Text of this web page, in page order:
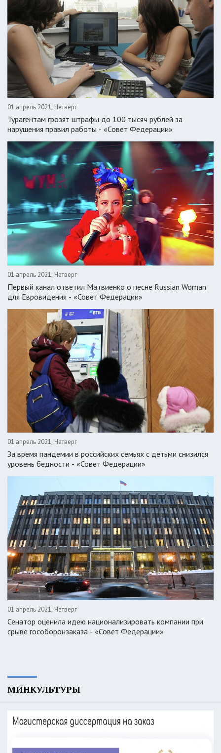
-- Люблю давать советы и очень не люблю, когда их дают мне.
01 апрель 2021, Четверг
Турагентам грозят штрафы до 100 тысяч рублей за
нарушения правил работы - «Совет Федерации»
01 апрель 2021, Четверг
Первый канал ответил Матвиенко о песне Russian Woman
для Евровидения - «Совет Федерации»
01 апрель 2021, Четверг
За время пандемии в российских семьях с детьми снизился
уровень бедности - «Совет Федерации»
01 апрель 2021, Четверг
Сенатор оценила идею национализировать компании при
срыве гособоронзаказа - «Совет Федерации»
МИНКУЛЬТУРЫ